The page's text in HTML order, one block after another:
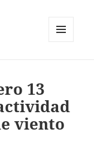
13
viento